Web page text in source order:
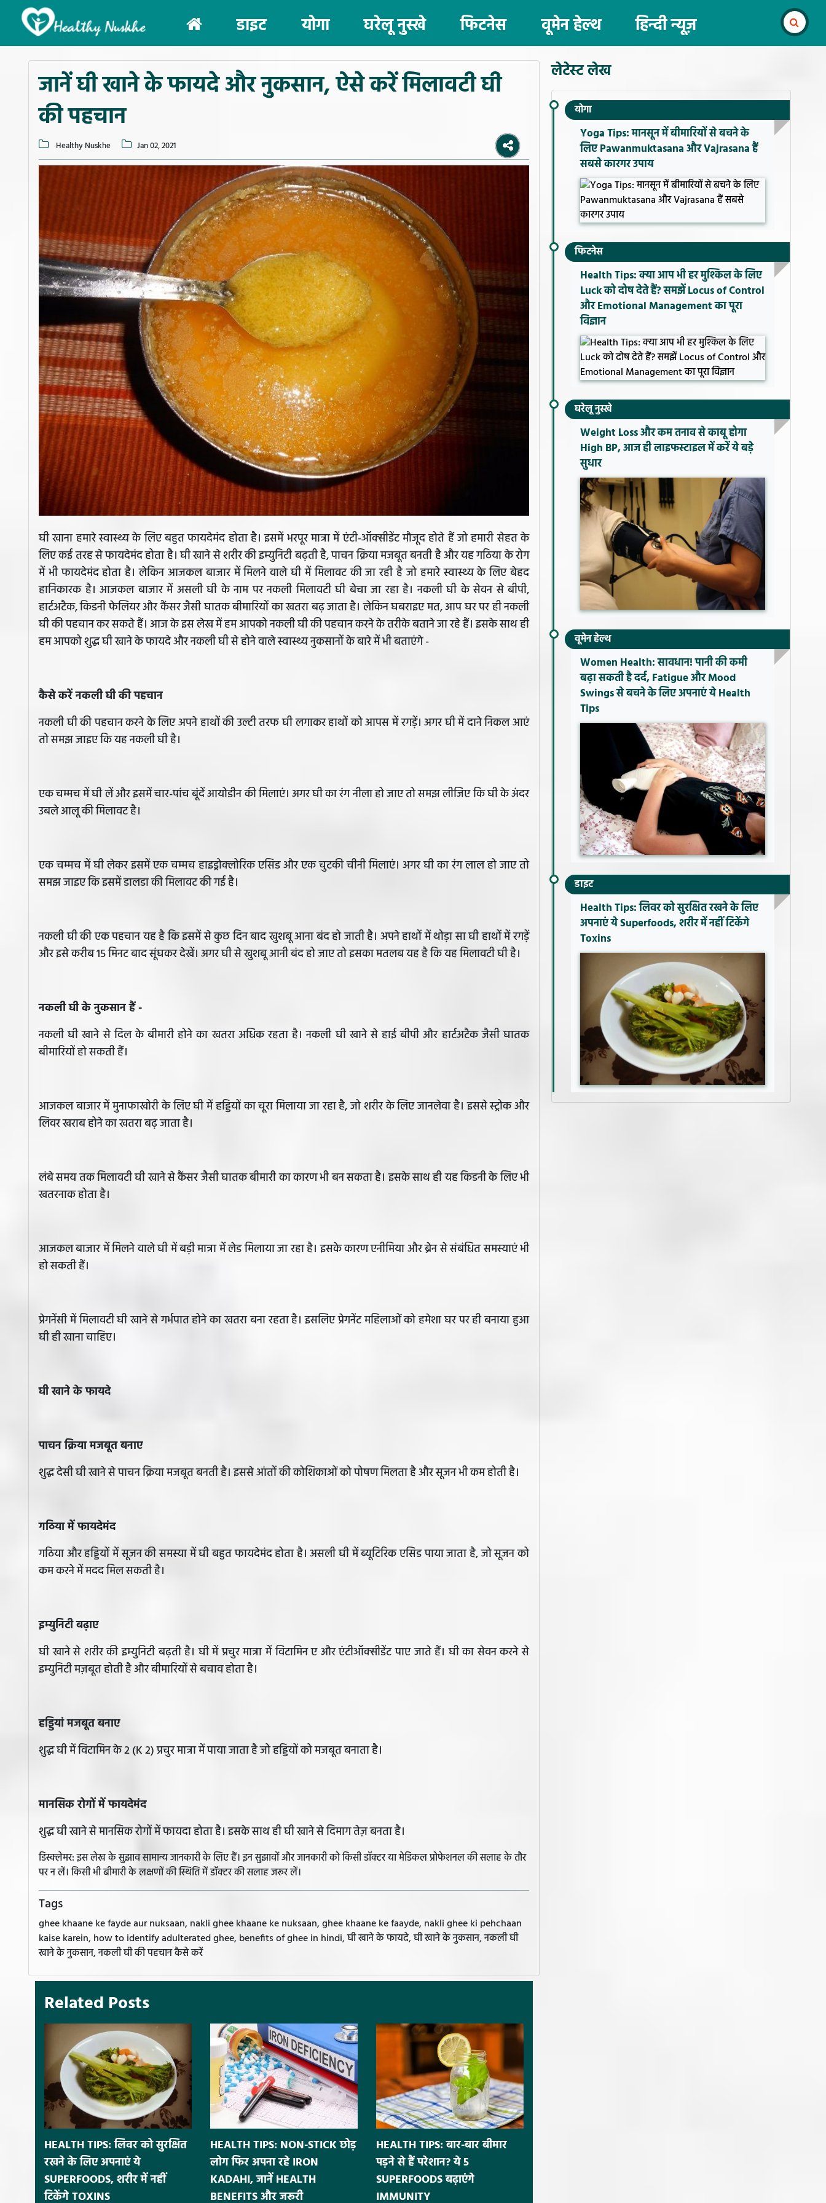
(current)
डाइट योगा घरेलू नुस्खे फिटनेस वूमेन हेल्थ हिन्दी न्यूज़
जानें घी खाने के फायदे और नुकसान, ऐसे करें मिलावटी घी
की पहचान
Healthy Nuskhe Jan 02, 2021
घी खाना हमारे स्वास्थ्य के लिए बहुत फायदेमंद होता है। इसमें भरपूर मात्रा में एंटी-ऑक्सीडेंट मौजूद होते हैं जो हमारी सेहत के
लिए कई तरह से फायदेमंद होता है। घी खाने से शरीर की इम्युनिटी बढ़ती है, पाचन क्रिया मजबूत बनती है और यह गठिया के रोग
में भी फायदेमंद होता है। लेकिन आजकल बाजार में मिलने वाले घी में मिलावट की जा रही है जो हमारे स्वास्थ्य के लिए बेहद
हानिकारक है। आजकल बाजार में असली घी के नाम पर नकली मिलावटी घी बेचा जा रहा है। नकली घी के सेवन से बीपी,
हार्टअटैक, किडनी फेलियर और कैंसर जैसी घातक बीमारियों का खतरा बढ़ जाता है। लेकिन घबराइए मत, आप घर पर ही नकली
घी की पहचान कर सकते हैं। आज के इस लेख में हम आपको नकली घी की पहचान करने के तरीके बताने जा रहे हैं। इसके साथ ही
हम आपको शुद्ध घी खाने के फायदे और नकली घी से होने वाले स्वास्थ्य नुकसानों के बारे में भी बताएंगे -
कैसे करें नकली घी की पहचान
नकली घी की पहचान करने के लिए अपने हाथों की उल्टी तरफ घी लगाकर हाथों को आपस में रगड़ें। अगर घी में दाने निकल आएं
तो समझ जाइए कि यह नकली घी है।
एक चम्मच में घी लें और इसमें चार-पांच बूंदें आयोडीन की मिलाएं। अगर घी का रंग नीला हो जाए तो समझ लीजिए कि घी के अंदर
उबले आलू की मिलावट है।
एक चम्मच में घी लेकर इसमें एक चम्मच हाइड्रोक्लोरिक एसिड और एक चुटकी चीनी मिलाएं। अगर घी का रंग लाल हो जाए तो
समझ जाइए कि इसमें डालडा की मिलावट की गई है।
नकली घी की एक पहचान यह है कि इसमें से कुछ दिन बाद खुशबू आना बंद हो जाती है। अपने हाथों में थोड़ा सा घी हाथों में रगड़ें
और इसे करीब 15 मिनट बाद सूंघकर देखें। अगर घी से खुशबू आनी बंद हो जाए तो इसका मतलब यह है कि यह मिलावटी घी है।
नकली घी के नुकसान हैं -
नकली घी खाने से दिल के बीमारी होने का खतरा अधिक रहता है। नकली घी खाने से हाई बीपी और हार्टअटैक जैसी घातक
बीमारियों हो सकती हैं।
आजकल बाजार में मुनाफाखोरी के लिए घी में हड्डियों का चूरा मिलाया जा रहा है, जो शरीर के लिए जानलेवा है। इससे स्ट्रोक और
लिवर खराब होने का खतरा बढ़ जाता है।
लंबे समय तक मिलावटी घी खाने से कैंसर जैसी घातक बीमारी का कारण भी बन सकता है। इसके साथ ही यह किडनी के लिए भी
खतरनाक होता है।
आजकल बाजार में मिलने वाले घी में बड़ी मात्रा में लेड मिलाया जा रहा है। इसके कारण एनीमिया और ब्रेन से संबंधित समस्याएं भी
हो सकती हैं।
प्रेगनेंसी में मिलावटी घी खाने से गर्भपात होने का खतरा बना रहता है। इसलिए प्रेगनेंट महिलाओं को हमेशा घर पर ही बनाया हुआ
घी ही खाना चाहिए।
घी खाने के फायदे
पाचन क्रिया मजबूत बनाए
शुद्ध देसी घी खाने से पाचन क्रिया मजबूत बनती है। इससे आंतों की कोशिकाओं को पोषण मिलता है और सूजन भी कम होती है।
गठिया में फायदेमंद
गठिया और हड्डियों में सूजन की समस्या में घी बहुत फायदेमंद होता है। असली घी में ब्यूटिरिक एसिड पाया जाता है, जो सूजन को
कम करने में मदद मिल सकती है।
इम्युनिटी बढ़ाए
घी खाने से शरीर की इम्युनिटी बढ़ती है। घी में प्रचुर मात्रा में विटामिन ए और एंटीऑक्सीडेंट पाए जाते हैं। घी का सेवन करने से
इम्युनिटी मज़बूत होती है और बीमारियों से बचाव होता है।
हड्डियां मजबूत बनाए
शुद्ध घी में विटामिन के 2 (K 2) प्रचुर मात्रा में पाया जाता है जो हड्डियों को मजबूत बनाता है।
मानसिक रोगों में फायदेमंद
शुद्ध घी खाने से मानसिक रोगों में फायदा होता है। इसके साथ ही घी खाने से दिमाग तेज़ बनता है।
डिस्क्लेमर: इस लेख के सुझाव सामान्य जानकारी के लिए हैं। इन सुझावों और जानकारी को किसी डॉक्टर या मेडिकल प्रोफेशनल की सलाह के तौर
पर न लें। किसी भी बीमारी के लक्षणों की स्थिति में डॉक्टर की सलाह जरूर लें।
Tags
ghee khaane ke fayde aur nuksaan, nakli ghee khaane ke nuksaan, ghee khaane ke faayde, nakli ghee ki pehchaan
kaise karein, how to identify adulterated ghee, benefits of ghee in hindi, घी खाने के फायदे, घी खाने के नुकसान, नकली घी
खाने के नुकसान, नकली घी की पहचान कैसे करें
Related Posts
HEALTH TIPS: लिवर को सुरक्षित
रखने के लिए अपनाएं ये
SUPERFOODS, शरीर में नहीं
टिकेंगे TOXINS
HEALTH TIPS: NON-STICK छोड़
लोग फिर अपना रहे IRON
KADAHI, जानें HEALTH
BENEFITS और जरूरी
HEALTH TIPS: बार-बार बीमार
पड़ने से हैं परेशान? ये 5
SUPERFOODS बढ़ाएंगे
IMMUNITY
लेटेस्ट लेख
योगा
Yoga Tips: मानसून में बीमारियों से बचने के
लिए Pawanmuktasana और Vajrasana हैं
सबसे कारगर उपाय
फिटनेस
Health Tips: क्या आप भी हर मुश्किल के लिए
Luck को दोष देते हैं? समझें Locus of Control
और Emotional Management का पूरा
विज्ञान
घरेलू नुस्खे
Weight Loss और कम तनाव से काबू होगा
High BP, आज ही लाइफस्टाइल में करें ये बड़े
सुधार
वूमेन हेल्थ
Women Health: सावधान! पानी की कमी
बढ़ा सकती है दर्द, Fatigue और Mood
Swings से बचने के लिए अपनाएं ये Health
Tips
डाइट
Health Tips: लिवर को सुरक्षित रखने के लिए
अपनाएं ये Superfoods, शरीर में नहीं टिकेंगे
Toxins